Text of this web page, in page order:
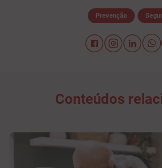
Prevenção
Conteúdos